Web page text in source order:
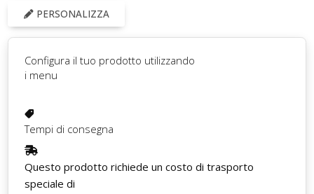
PERSONALIZZA
Configura il tuo prodotto utilizzando
i menu
Tempi di consegna
Questo prodotto richiede un costo di trasporto
speciale di